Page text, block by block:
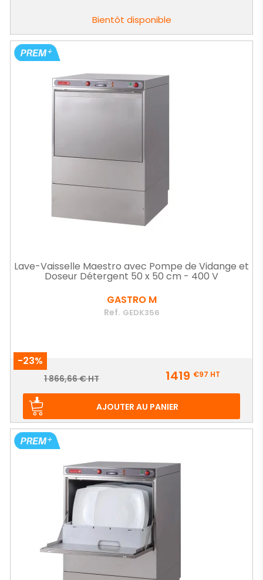
Bientôt disponible
Lave-Vaisselle Maestro avec Pompe de Vidange et
Doseur Détergent 50 x 50 cm - 400 V
GASTRO M
Ref. GEDK356
-23%
Prix
Prix
1 866,66 € HT 1419 €97 HT
AJOUTER AU PANIER